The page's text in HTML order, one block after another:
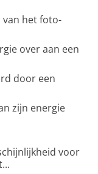
het foto-
over aan een
door een
zijn energie
voor